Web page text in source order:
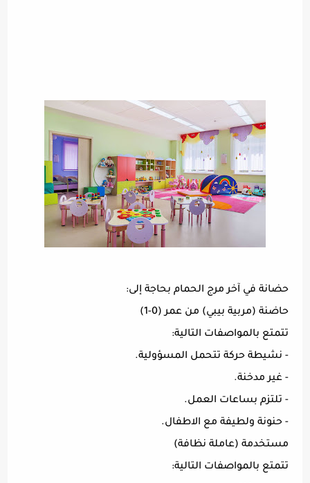
حضانة في آخر مرج الحمام بحاجة إلى:
حاضنة (مربية بيبي) من عمر (0-1)
تتمتع بالمواصفات التالية:
- نشيطة حركة تتحمل المسؤولية.
- غير مدخنة.
- تلتزم بساعات العمل.
- حنونة ولطيفة مع الاطفال.
مستخدمة (عاملة نظافة)
تتمتع بالمواصفات التالية: